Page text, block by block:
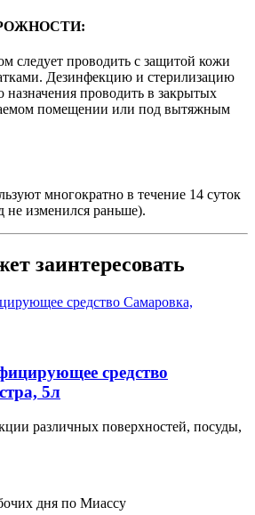
следует проводить с защитой кожи
Дезинфекцию и стерилизацию
назначения проводить в закрытых
помещении или под вытяжным
многократно в течение 14 суток
не изменился раньше).
заинтересовать
средство
5л
различных поверхностей, посуды,
дня по Миассу